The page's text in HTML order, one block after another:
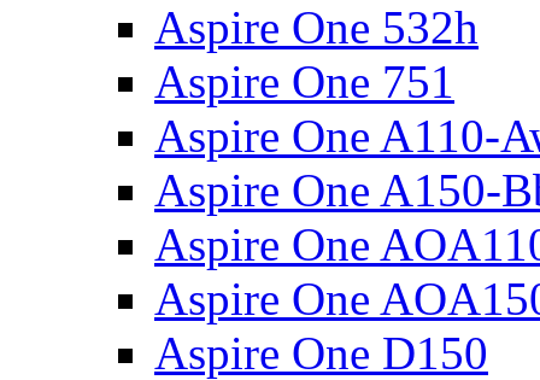
Aspire One 532h
Aspire One 751
Aspire One A110-
Aspire One A150-
Aspire One
Aspire One
Aspire One D150